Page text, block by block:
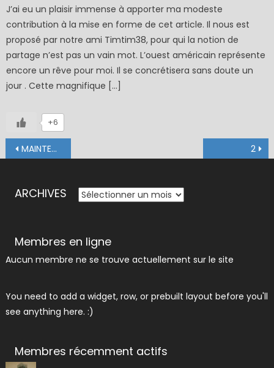
J’ai eu un plaisir immense à apporter ma modeste
contribution à la mise en forme de cet article. Il nous est
proposé par notre ami Timtim38, pour qui la notion de
partage n’est pas un vain mot. L’ouest américain représente
encore un rêve pour moi. Il se concrétisera sans doute un
jour . Cette magnifique […]
+6
Navigation
de
l’article
MAINTENANCE 2
ARCHIVES ARCHIVES
Membres en ligne
Aucun membre ne se trouve actuellement sur le site
You need to add a widget, row, or prebuilt layout before you'll
see anything here. :)
Membres récemment actifs